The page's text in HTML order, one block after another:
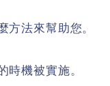
方法來幫助您。
時機被實施。